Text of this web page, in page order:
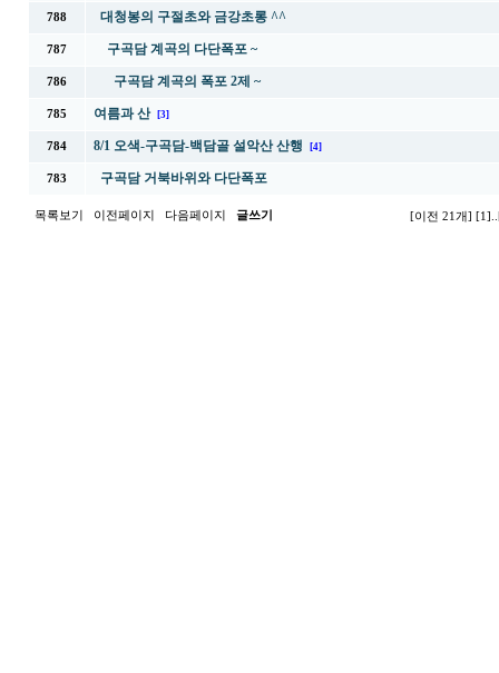
788 대청봉의 구절초와 금강초롱 ^^
787 구곡담 계곡의 다단폭포 ~
786 구곡담 계곡의 폭포 2제 ~
785 여름과 산 [3]
784 8/1 오색-구곡담-백담골 설악산 산행 [4]
783 구곡담 거북바위와 다단폭포
목록보기 이전페이지 다음페이지 글쓰기 [이전 21개] [1]